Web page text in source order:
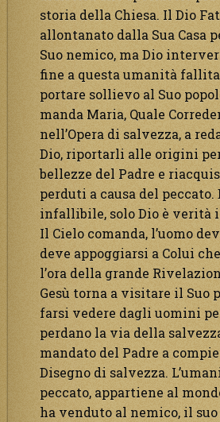
storia della Chiesa. Il Dio
allontanato dalla Sua Casa
Suo nemico, ma Dio
fine a questa umanità
portare sollievo al Suo
manda Maria, Quale
nell’Opera di salvezza, a
Dio, riportarli alle origini
bellezze del Padre e
perduti a causa del peccato.
infallibile, solo Dio è verità
Il Cielo comanda, l’uomo
deve appoggiarsi a Colui
l’ora della grande
Gesù torna a visitare il Suo
farsi vedere dagli uomini
perdano la via della
mandato del Padre a
Disegno di salvezza.
peccato, appartiene al
ha venduto al nemico, il suo